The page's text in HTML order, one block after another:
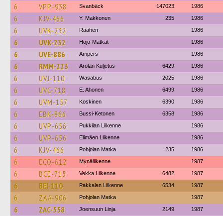
6 VPP-938 Svanbäck 147023 1986
6 KJV-466 Y. Makkonen 235 1986
6 UVK-232 Raahen 1986
6 UVK-232 Hojo-Matkat 1986
6 UVE-886 Ampers 1986
6 RMM-223 Arolan Kuljetus 6429 1986
6 UVJ-110 Wasabus 2025 1986
6 UVC-718 E. Ahonen 6499 1986
6 UVM-157 Koskinen 6390 1986
6 EBK-866 Bussi-Ketonen 6358 1986
6 UVP-656 Pukkilan Liikenne 1986
6 UVP-656 Elimäen Liikenne 1986
6 KJV-466 Pohjolan Matka 235 1986
6 ECO-612 Mynäliikenne 1987
6 BCE-715 Vekka Liikenne 6482 1987
6 BEI-110 Pakkalan Liikenne 6534 1987
6 ZAA-906 Pohjolan Matka 1987
6 ZAC-558 Joensuun Linja 2149 1987